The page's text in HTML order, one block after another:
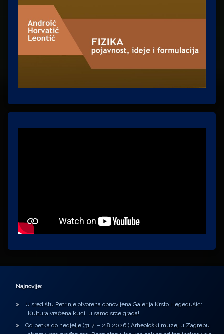
Najnovije:
U središtu Petrinje otvorena obnovljena Galerija Krsto Hegedušić:
Kultura vraćena kući, u samo srce grada!
Od petka do nedjelje (31.7. – 2.8.2026.) Arheološki muzej u Zagrebu